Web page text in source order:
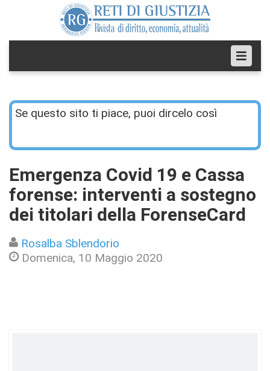
Se questo sito ti piace, puoi dircelo così
Emergenza Covid 19 e Cassa
forense: interventi a sostegno
dei titolari della ForenseCard
Rosalba Sblendorio
Domenica, 10 Maggio 2020